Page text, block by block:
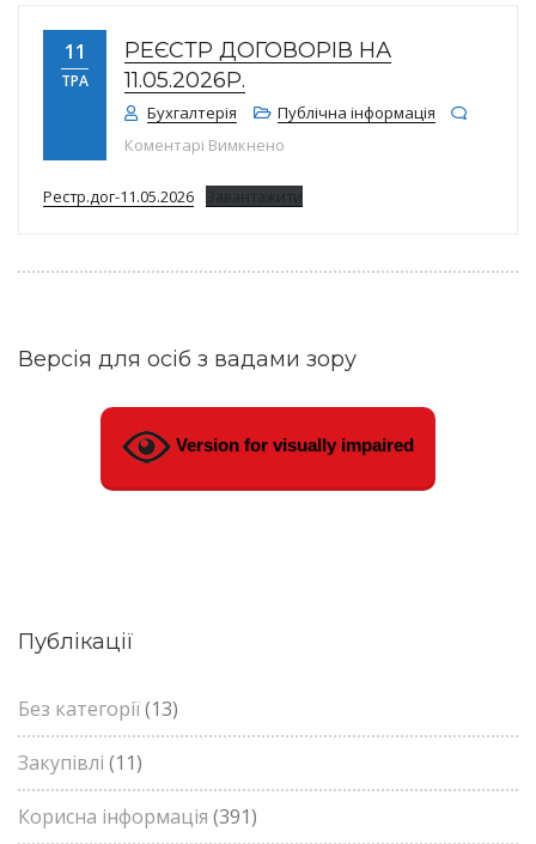
11
ТРА
РЕЄСТР ДОГОВОРІВ НА
11.05.2026Р.
Бухгалтерія
Публічна інформація
Коментарі Вимкнено
Рестр.дог-11.05.2026 Завантажити
Версія для осіб з вадами зору
Version for visually impaired
Публікації
Без категорії(13)
Закупівлі (11)
Корисна інформація (391)